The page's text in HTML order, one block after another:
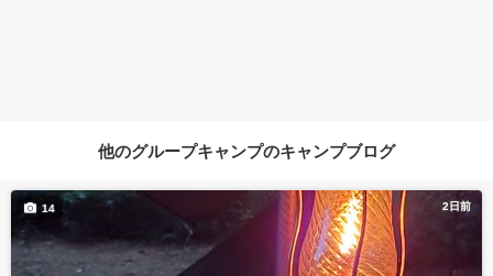
他のグループキャンプのキャンプブログ
2日前
14